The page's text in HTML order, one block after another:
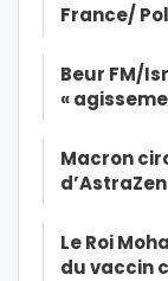
France/
Beur FM/
«
Macron
Le Roi
du vaccin